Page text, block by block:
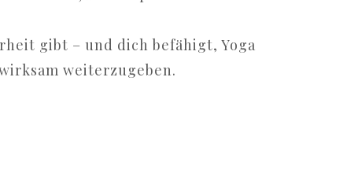
gibt – und dich befähigt, Yoga
weiterzugeben.